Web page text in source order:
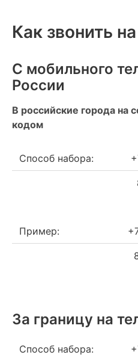
Как звонить
С мобильного
России
В российские города на
кодом
Способ набора:
Пример:
За границу на
Способ набора: